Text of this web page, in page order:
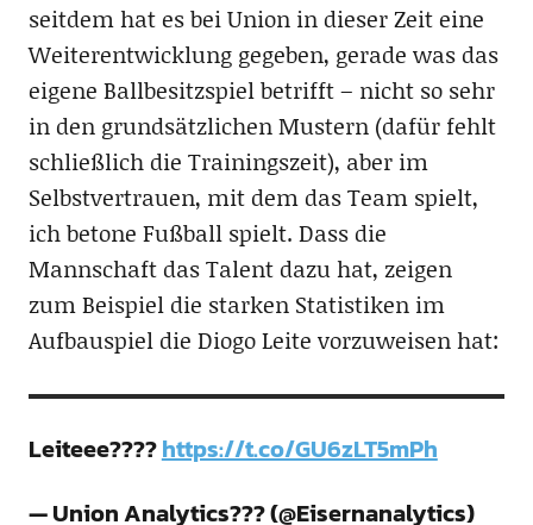
seitdem hat es bei Union in dieser Zeit eine
Weiterentwicklung gegeben, gerade was das
eigene Ballbesitzspiel betrifft – nicht so sehr
in den grundsätzlichen Mustern (dafür fehlt
schließlich die Trainingszeit), aber im
Selbstvertrauen, mit dem das Team spielt,
ich betone Fußball spielt. Dass die
Mannschaft das Talent dazu hat, zeigen
zum Beispiel die starken Statistiken im
Aufbauspiel die Diogo Leite vorzuweisen hat:
Leiteee????https://t.co/GU6zLT5mPh
— Union Analytics??? (@Eisernanalytics)